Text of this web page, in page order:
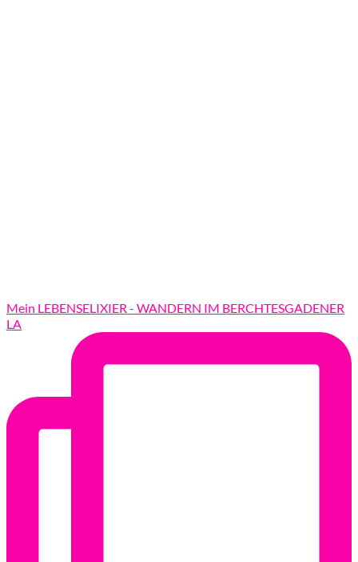
Mein LEBENSELIXIER - WANDERN IM BERCHTESGADENER
LA